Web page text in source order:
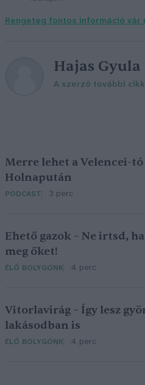
Rengeteg fontos információ vár
Hajas Gyula
A szerző további
Merre lehet a Velencei-tó
Holnapután
PODCAST 3 perc
Ehető gazok – Ne irtsd,
meg őket!
ÉLŐ BOLYGÓNK 4 perc
Vitorlavirág – Így lesz
lakásodban is
ÉLŐ BOLYGÓNK 4 perc